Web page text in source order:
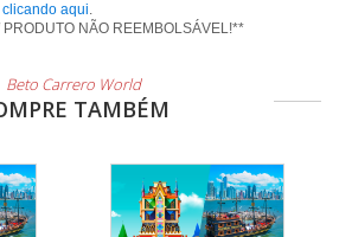
clicando aqui.
NÃO REEMBOLSÁVEL!**
Beto Carrero World
TAMBÉM